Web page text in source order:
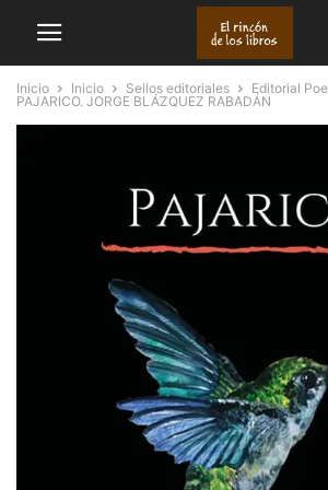
Inicio Inicio Sellos editoriales
Editorial
PAJARICO. JORGE BLÁZQUEZ RABADÁN